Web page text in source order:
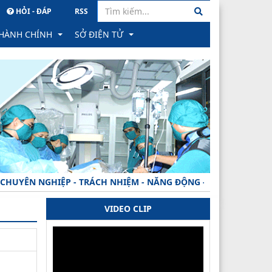
HỎI - ĐÁP RSS
đào tạo khối ngành SK
CHÍNH
chính
trực tuyến
trạng xử lý hồ sơ
bản công bố
phản ánh, kiến nghị về quy định hành chính
SỞ ĐIỆN TỬ
PM Quản lý văn bản & Hồ sơ công việc
Hệ thống Hồ sơ Quản lý sức khỏe cá nhân
Hệ thống Gửi nhận văn bản tỉnh
PM Quản lý hồ sơ CB CC, VC tỉnh
NGHIỆP - TRÁCH NHIỆM - NĂNG ĐỘNG - MINH BẠCH - HIỆU
VIDEO CLIP